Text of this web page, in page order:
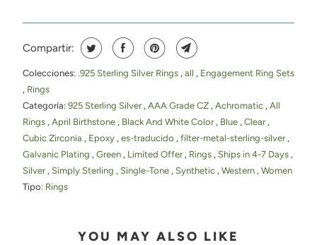
Compartir:
Colecciones: .925 Sterling Silver Rings , all , Engagement Ring Sets
, Rings
Categoría: 925 Sterling Silver , AAA Grade CZ , Achromatic , All
Rings , April Birthstone , Black And White Color , Blue , Clear ,
Cubic Zirconia , Epoxy , es-traducido , filter-metal-sterling-silver ,
Galvanic Plating , Green , Limited Offer , Rings , Ships in 4-7 Days ,
Silver , Simply Sterling , Single-Tone , Synthetic , Western , Women
Tipo: Rings
YOU MAY ALSO LIKE